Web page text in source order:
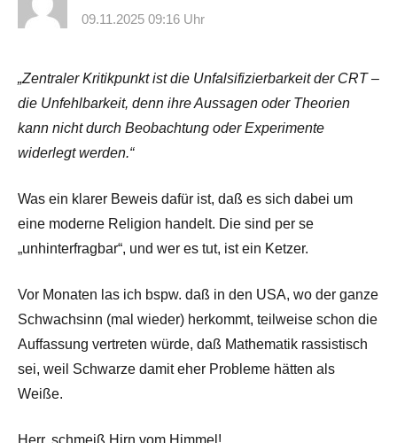
09.11.2025 09:16 Uhr
„Zentraler Kritikpunkt ist die Unfalsifizierbarkeit der CRT –
die Unfehlbarkeit, denn ihre Aussagen oder Theorien
kann nicht durch Beobachtung oder Experimente
widerlegt werden.“
Was ein klarer Beweis dafür ist, daß es sich dabei um
eine moderne Religion handelt. Die sind per se
„unhinterfragbar“, und wer es tut, ist ein Ketzer.
Vor Monaten las ich bspw. daß in den USA, wo der ganze
Schwachsinn (mal wieder) herkommt, teilweise schon die
Auffassung vertreten würde, daß Mathematik rassistisch
sei, weil Schwarze damit eher Probleme hätten als
Weiße.
Herr, schmeiß Hirn vom Himmel!